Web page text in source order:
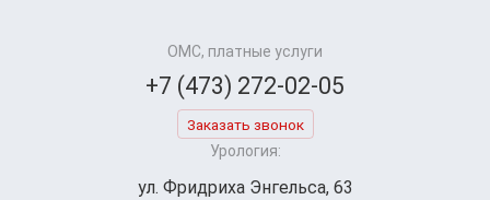
ОМС, платные услуги
+7 (473) 272-02-05
Заказать звонок
Урология:
ул. Фридриха Энгельса, 63